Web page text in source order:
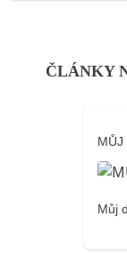
ČLÁNKY
MŮJ
Můj